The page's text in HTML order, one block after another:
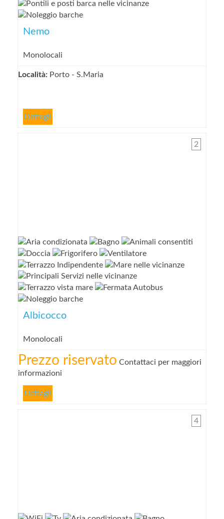
Nemo
Monolocali
Località: Porto - S.Maria
Dettagli
Albicocco
Monolocali
2
Prezzo riservato Contattaci per maggiori
informazioni
Dettagli
4